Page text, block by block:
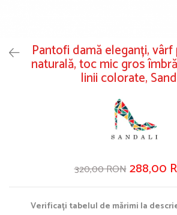
Pantofi damă eleganți,
naturală, toc mic gros
linii colorate,
320,00 RON 288,00
Verificați tabelul de mărimi la